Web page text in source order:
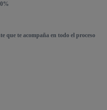
que te acompaña en todo el proceso